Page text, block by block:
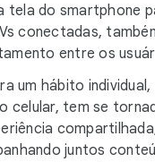
tela do smartphone
conectadas,
entre os
um hábito
celular, tem se
juntos